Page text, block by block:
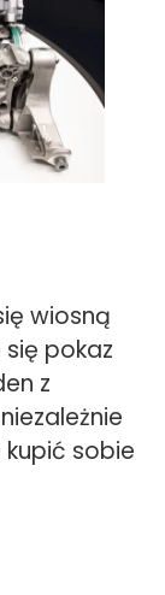
wiosną
pokaz
z
sobie